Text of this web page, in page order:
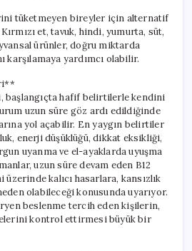
tüketmeyen bireyler için alternatif
et, tavuk, hindi, yumurta, süt,
ürünler, doğru miktarda
karşılamaya yardımcı olabilir.
başlangıçta hafif belirtilerle kendini
uzun süre göz ardı edildiğinde
yol açabilir. En yaygın belirtiler
enerji düşüklüğü, dikkat eksikliği,
uyanma ve el-ayaklarda uyuşma
uzun süre devam eden B12
kalıcı hasarlara, kansızlık
olabileceği konusunda uyarıyor.
beslenme tercih eden kişilerin,
kontrol ettirmesi büyük bir